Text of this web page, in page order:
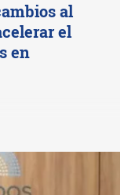
al
el
en